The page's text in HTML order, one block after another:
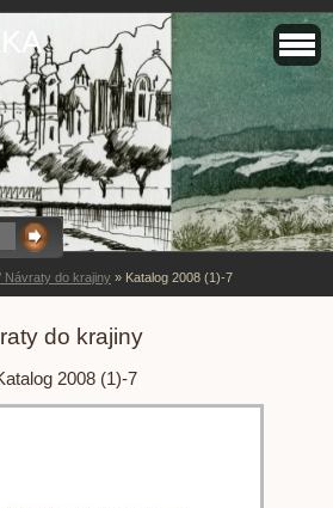
Návraty do krajiny » Katalog 2008 (1)-7
do krajiny
2008 (1)-7